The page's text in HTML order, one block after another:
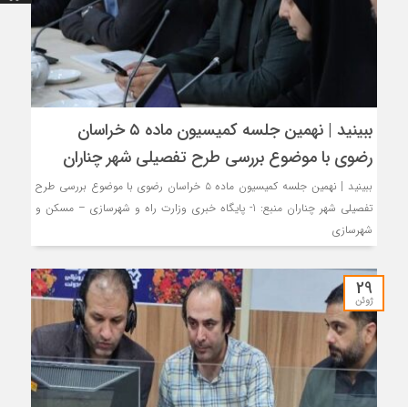
ببینید | نهمین جلسه کمیسیون ماده ۵ خراسان
رضوی با موضوع بررسی طرح تفصیلی شهر چناران
ببینید | نهمین جلسه کمیسیون ماده ۵ خراسان رضوی با موضوع بررسی طرح
تفصیلی شهر چناران منبع: 1- پایگاه خبری وزارت راه و شهرسازی – مسکن و
شهرسازی
29
ژوئن